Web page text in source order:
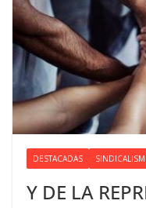
DESTACADAS
Y DE LA